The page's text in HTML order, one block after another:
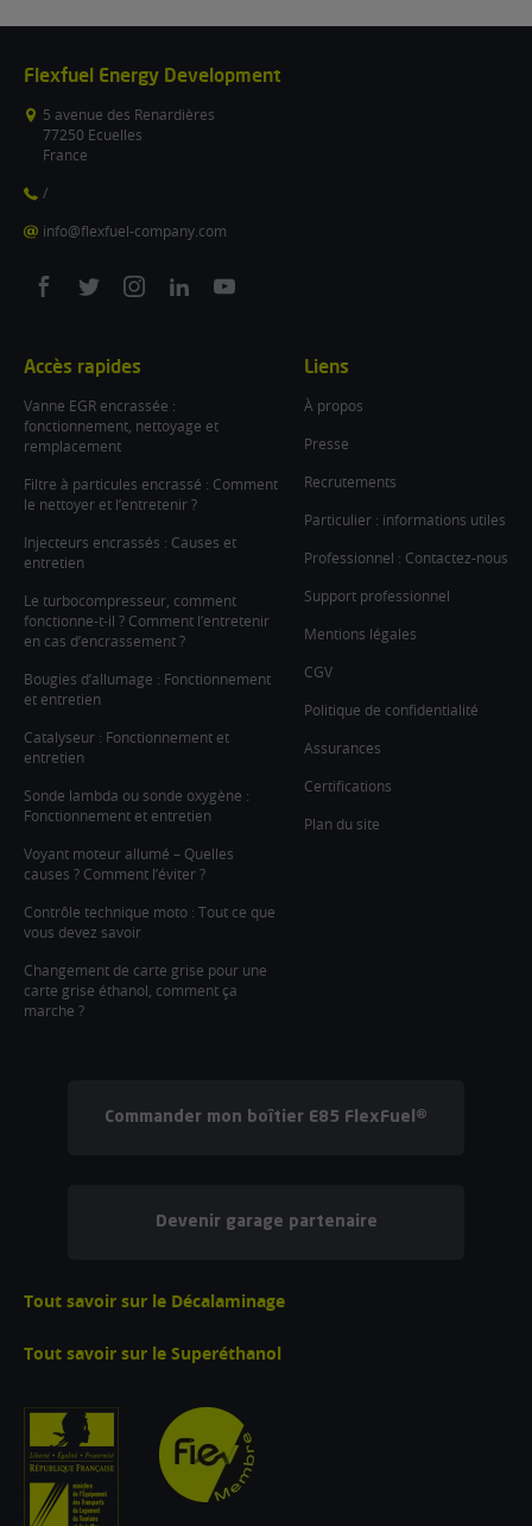
Flexfuel Energy Development
5 avenue des Renardières
77250 Ecuelles
France
/
info@flexfuel-company.com
On
On
On
On
On
Accès rapides
Vanne EGR encrassée :
fonctionnement, nettoyage et
remplacement
Filtre à particules encrassé : Comment
le nettoyer et l’entretenir ?
Injecteurs encrassés : Causes et
entretien
Le turbocompresseur, comment
fonctionne-t-il ? Comment l’entretenir
en cas d’encrassement ?
Bougies d’allumage : Fonctionnement
et entretien
Catalyseur : Fonctionnement et
entretien
Sonde lambda ou sonde oxygène :
Fonctionnement et entretien
Voyant moteur allumé – Quelles
causes ? Comment l’éviter ?
Contrôle technique moto : Tout ce que
vous devez savoir
Changement de carte grise pour une
carte grise éthanol, comment ça
marche ?
Liens
À propos
Presse
Recrutements
Particulier : informations utiles
Professionnel : Contactez-nous
Support professionnel
Mentions légales
CGV
Politique de confidentialité
Assurances
Certifications
Plan du site
Commander mon boîtier E85 FlexFuel®
Devenir garage partenaire
Tout savoir sur le Décalaminage
Tout savoir sur le Superéthanol